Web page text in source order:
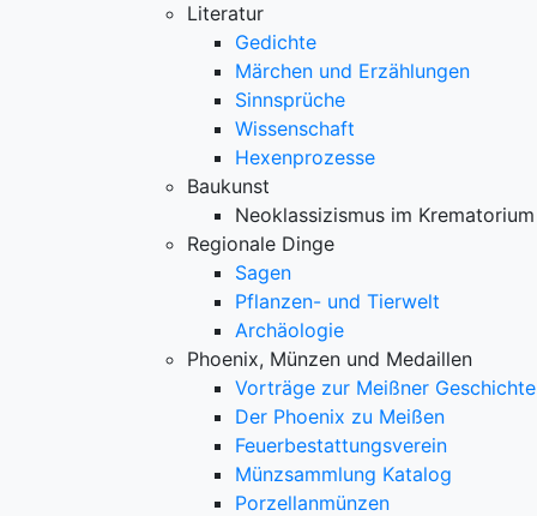
Literatur
Gedichte
Märchen und Erzählungen
Sinnsprüche
Wissenschaft
Hexenprozesse
Baukunst
Neoklassizismus im Krematorium
Regionale Dinge
Sagen
Pflanzen- und Tierwelt
Archäologie
Phoenix, Münzen und Medaillen
Vorträge zur Meißner Geschichte
Der Phoenix zu Meißen
Feuerbestattungsverein
Münzsammlung Katalog
Porzellanmünzen